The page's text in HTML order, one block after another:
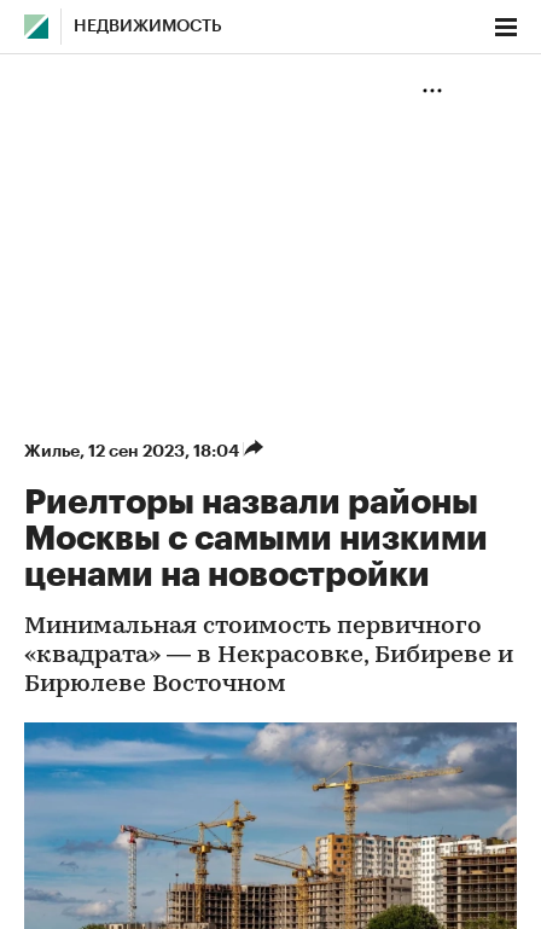
НЕДВИЖИМОСТЬ
Жилье⁠, 12 сен 2023, 18:04
Риелторы назвали районы
Москвы с самыми низкими
ценами на новостройки
Минимальная стоимость первичного
«квадрата» — в Некрасовке, Бибиреве и
Бирюлеве Восточном